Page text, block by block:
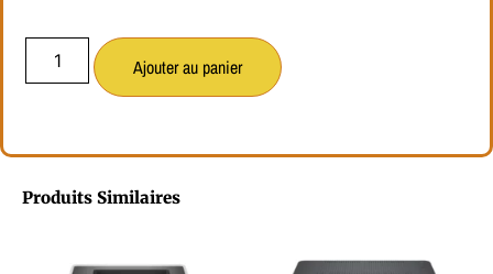
Ajouter au panier
Produits Similaires